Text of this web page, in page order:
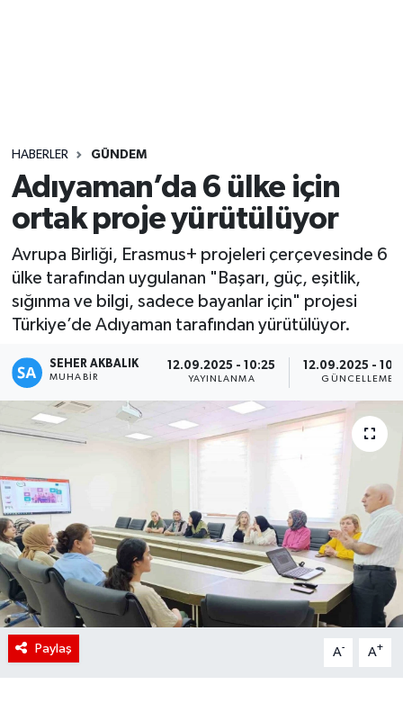
HABERLER GÜNDEM
Adıyaman’da 6 ülke için
ortak proje yürütülüyor
Avrupa Birliği, Erasmus+ projeleri çerçevesinde 6
ülke tarafından uygulanan "Başarı, güç, eşitlik,
sığınma ve bilgi, sadece bayanlar için" projesi
Türkiye’de Adıyaman tarafından yürütülüyor.
SEHER AKBALIK
MUHABIR
12.09.2025 - 10:25
YAYINLANMA
12.09.2025 -
GÜNCELLEME
Paylaş A- A+
Yaşam